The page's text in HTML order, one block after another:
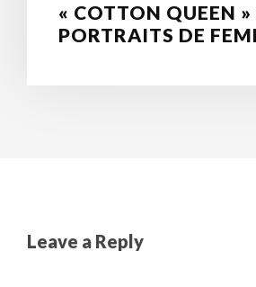
« COTTON QUEEN »
PORTRAITS DE
Leave a Reply